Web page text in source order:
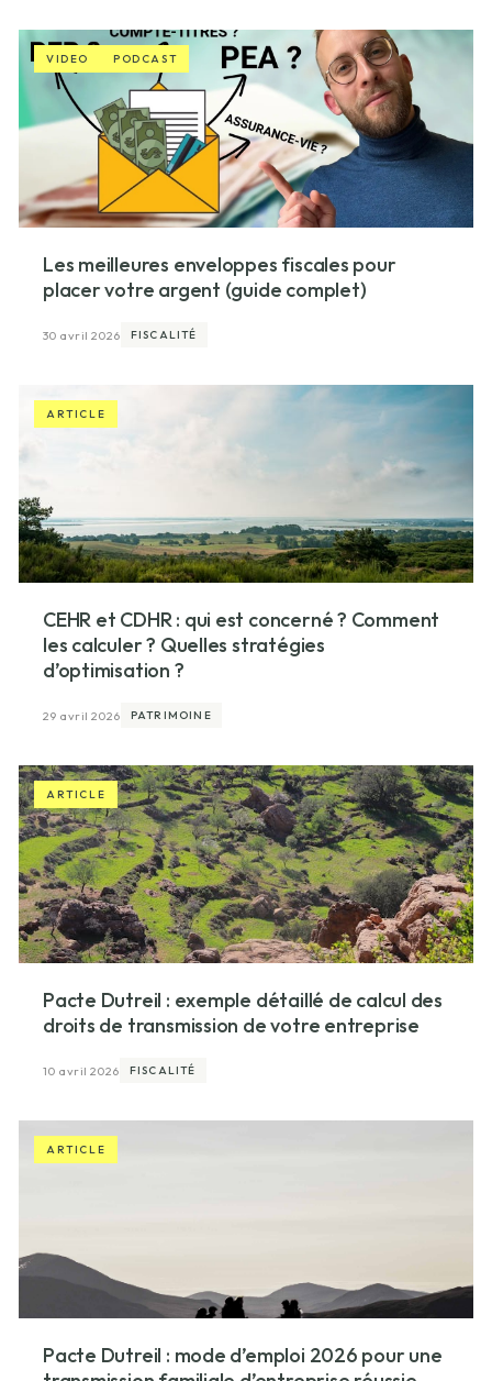
VIDEO PODCAST
Les meilleures enveloppes fiscales pour
placer votre argent (guide complet)
30 avril 2026 FISCALITÉ
ARTICLE
CEHR et CDHR : qui est concerné ? Comment
les calculer ? Quelles stratégies
d’optimisation ?
29 avril 2026 PATRIMOINE
ARTICLE
Pacte Dutreil : exemple détaillé de calcul des
droits de transmission de votre entreprise
10 avril 2026 FISCALITÉ
ARTICLE
Pacte Dutreil : mode d’emploi 2026 pour une